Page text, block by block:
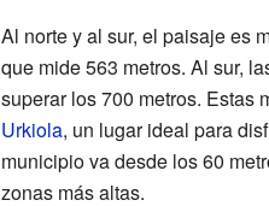
Al norte y al sur, el paisaje es
que mide 563 metros. Al sur,
superar los 700 metros. Estas
Urkiola, un lugar ideal para
municipio va desde los 60
zonas más altas.